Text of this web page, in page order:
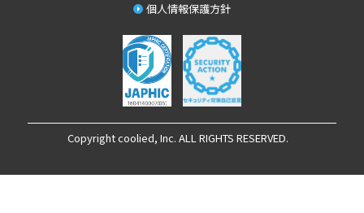
2022年5月の記事一覧(1)
2022年4月の記事一覧(1)
2022年3月の記事一覧(1)
2022年2月の記事一覧(1)
2022年1月の記事一覧(1)
2021年12月の記事一覧(1)
2021年9月の記事一覧(1)
個人情報保護方針
Copyright coolied, Inc. ALL RIGHTS RESERVED.